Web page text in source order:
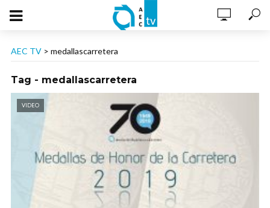
AEC TV > medallascarretera
Tag - medallascarretera
VIDEO